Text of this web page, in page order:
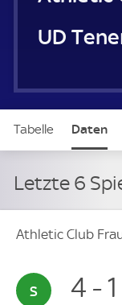
UD
Tabelle Daten
Letzte 6
Athletic Club
4 - 1